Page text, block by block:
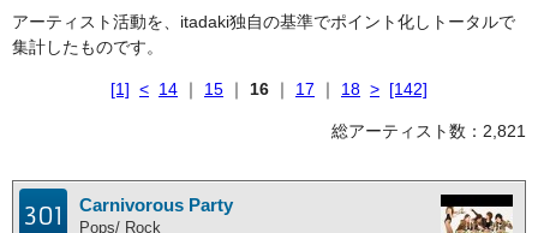
年間ランキング
アーティスト活動を、itadaki独自の基準でポイント化しトータルで
集計したものです。
[1] < 14 ｜ 15 ｜ 16 ｜ 17 ｜ 18 > [142]
総アーティスト数：2,821
301 Carnivorous Party
Pops/ Rock